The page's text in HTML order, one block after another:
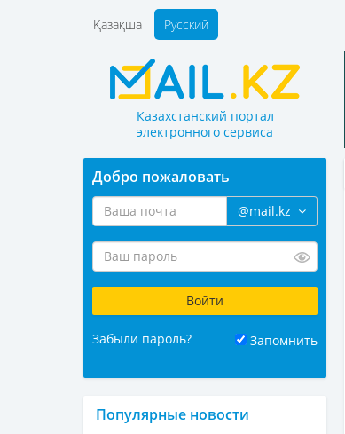
Қазақша Русский
Казахстанский портал
электронного сервиса
Добро пожаловать
@mail.kz
Забыли пароль? Запомнить
Популярные новости